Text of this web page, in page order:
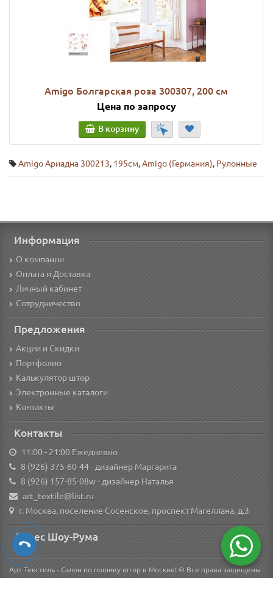
Amigo Болгарская роза 300307, 200 см
Цена по запросу
В корзину
Amigo Ариадна 300213, 195см,Amigo (Германия), Рулонные
Информация
О компании
Оплата и Доставка
Личный кабинет
Сотрудничество
Предложения
Акции и Скидки
Портфолио
Калькулятор штор
Электронные каталоги
Контакты
Контакты
11:00 - 21:00 Ежедневно
8 (926) 375-60-44- дизайнер Маргарита
8 (926) 157-85-08w- дизайнер Наталья
art_textile@list.ru
г. Москва, поселение Сосенское, проспект Магеллана, д.3
Адрес Шоу-Рума
Арт Текстиль - Салон по пошиву штор в Москве! © Все права защищены